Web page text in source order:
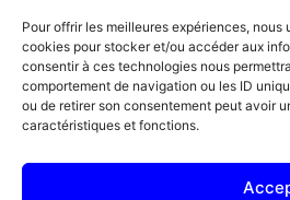
Pour offrir les meilleures expériences,
cookies pour stocker et/ou accéder aux
consentir à ces technologies nous
comportement de navigation ou les ID
ou de retirer son consentement peut avoir
caractéristiques et fonctions.